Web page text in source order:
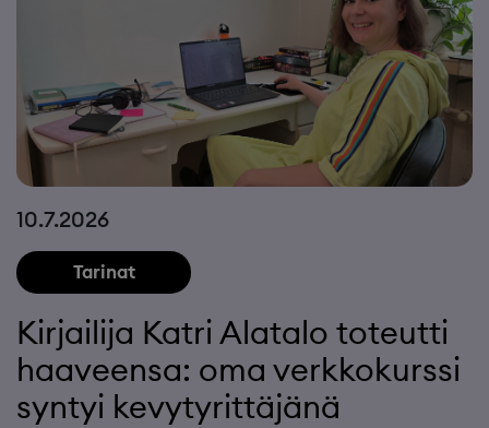
10.7.2026
Tarinat
Kirjailija Katri Alatalo toteutti
haaveensa: oma verkkokurssi
syntyi kevytyrittäjänä